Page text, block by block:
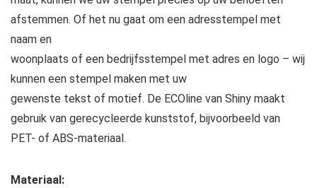
afstemmen. Of het nu gaat om een adresstempel met
naam en
woonplaats of een bedrijfsstempel met adres en logo – wij
kunnen een stempel maken met uw
gewenste tekst of motief. De ECOline van Shiny maakt
gebruik van gerecycleerde kunststof, bijvoorbeeld van
PET- of ABS-materiaal.
Materiaal: